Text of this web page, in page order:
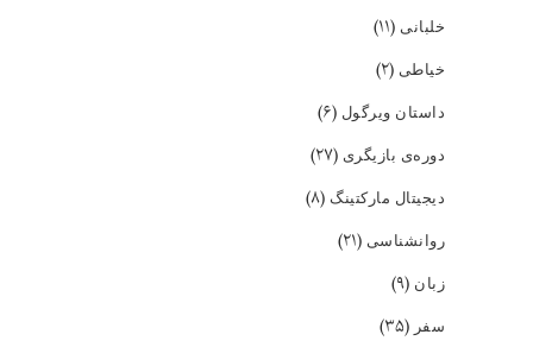
خلبانی (۱۱)
خیاطی (۲)
داستان ویرگول (۶)
دوره‌ی بازیگری (۲۷)
دیجیتال مارکتینگ (۸)
روانشناسی (۲۱)
زبان (۹)
سفر (۳۵)